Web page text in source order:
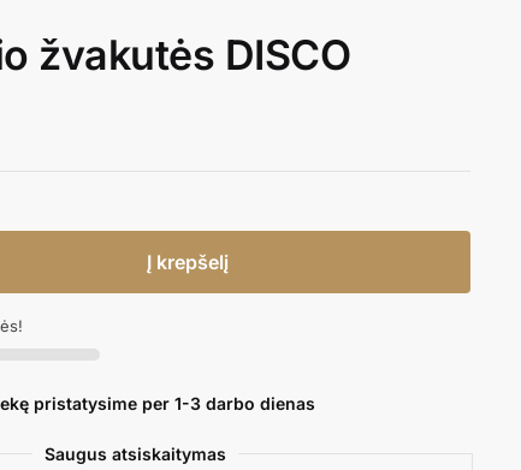
žvakutės DISCO
Į krepšelį
pristatysime per 1-3 darbo dienas
Saugus atsiskaitymas